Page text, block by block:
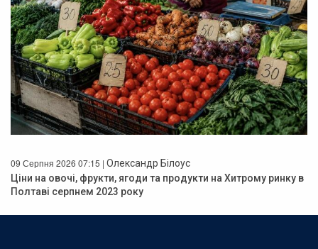
09 Серпня 2026 07:15 | Олександр Білоус
Ціни на овочі, фрукти, ягоди та продукти на Хитрому ринку в
Полтаві серпнем 2023 року